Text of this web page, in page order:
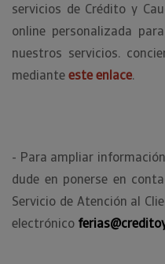
servicios de Crédito y
online personalizada
nuestros servicios.
medianteeste enlace.
- Para ampliar
dude en ponerse en
Servicio de Atención al
electrónico